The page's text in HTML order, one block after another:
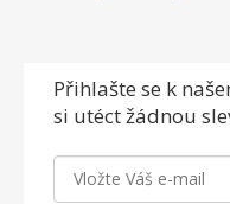
Přihlašte se k
si utéct žádnou